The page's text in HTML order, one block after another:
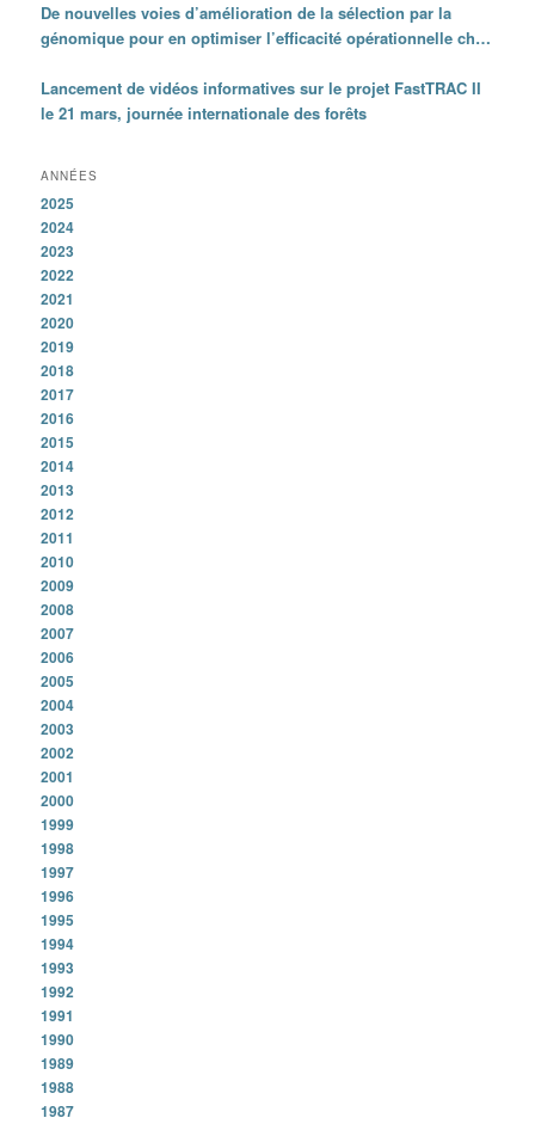
De nouvelles voies d’amélioration de la sélection par la
génomique pour en optimiser l’efficacité opérationnelle chez
Lancement de vidéos informatives sur le projet FastTRAC II
le 21 mars, journée internationale des forêts
ANNÉES
2025
2024
2023
2022
2021
2020
2019
2018
2017
2016
2015
2014
2013
2012
2011
2010
2009
2008
2007
2006
2005
2004
2003
2002
2001
2000
1999
1998
1997
1996
1995
1994
1993
1992
1991
1990
1989
1988
1987